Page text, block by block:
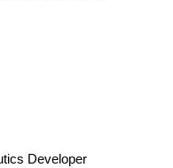
Developer